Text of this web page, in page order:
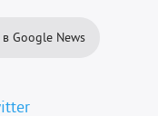
в Google News